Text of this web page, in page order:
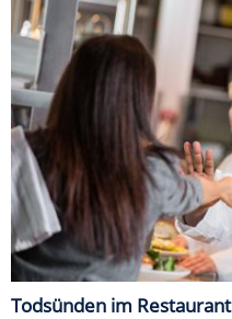
Todsünden im Restaurant